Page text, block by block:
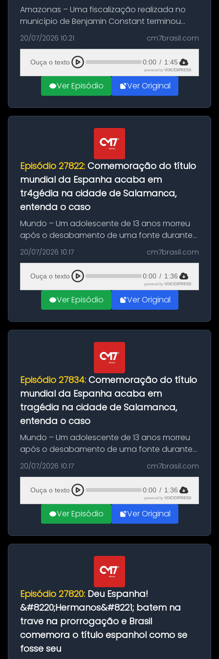
Amazonas – Uma fiscalização realizada no
município de Benjamin Constant terminou
com a apreensão de aproximadamente 115
quilos de entorpecentes em uma
embarcação atracada no porto da cidade. O
materia...
20/07/2026 10:21 cm7brasil.com
Ouça o texto 0:00 / 1:45
powered by VOICEXPRESS
Ver Episódio Ver Original
Episódio 27822: Comemoração do título
mundial da Espanha acaba em
tr4gédia na cidade de Salamanca,
entenda o caso
Mundo – Um adolescente de 13 anos morreu
após o desabamento de uma fonte durante
as comemorações pelo título da Copa do
Mundo conquistado pela Espanha, em
Ciudad Rodrigo, na província de Salamanca,
no...
20/07/2026 10:17 cm7brasil.com
Ouça o texto 0:00 / 1:36
powered by VOICEXPRESS
Ver Episódio Ver Original
Episódio 27834: Comemoração do título
mundial da Espanha acaba em
tragédia na cidade de Salamanca,
entenda o caso
Mundo – Um adolescente de 13 anos morreu
após o desabamento de uma fonte durante
as comemorações pelo título da Copa do
Mundo conquistado pela Espanha, em
Ciudad Rodrigo, na província de Salamanca,
no...
20/07/2026 10:17 cm7brasil.com
Ouça o texto 0:00 / 1:36
powered by VOICEXPRESS
Ver Episódio Ver Original
Episódio 27820: Deu Espanha!
&#8220;Hermanos&#8221; batem na
trave na prorrogação e Brasil
comemora o título espanhol como se
fosse seu